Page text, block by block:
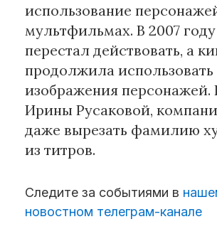
использование
мультфильмах. В 2007
перестал действовать, а
продолжила использовать
изображения персонажей.
Ирины Русаковой,
даже вырезать фамилию
из титров.
Следите за событиями в
новостном телеграм-канале